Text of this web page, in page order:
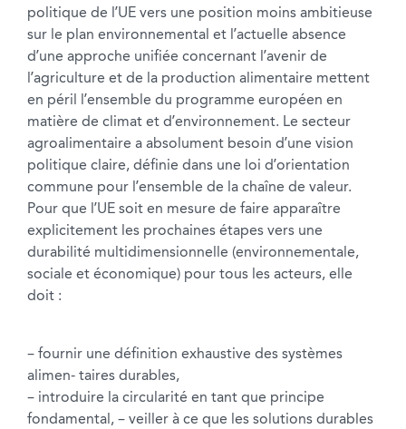
politique de l’UE vers une position moins ambitieuse
sur le plan environnemental et l’actuelle absence
d’une approche unifiée concernant l’avenir de
l’agriculture et de la production alimentaire mettent
en péril l’ensemble du programme européen en
matière de climat et d’environnement. Le secteur
agroalimentaire a absolument besoin d’une vision
politique claire, définie dans une loi d’orientation
commune pour l’ensemble de la chaîne de valeur.
Pour que l’UE soit en mesure de faire apparaître
explicitement les prochaines étapes vers une
durabilité multidimensionnelle (environnementale,
sociale et économique) pour tous les acteurs, elle
doit :
– fournir une définition exhaustive des systèmes
alimen- taires durables,
– introduire la circularité en tant que principe
fondamental, – veiller à ce que les solutions durables